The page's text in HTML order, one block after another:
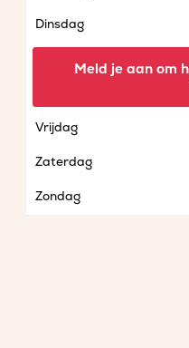
Dinsdag
Vrijdag
Zaterdag
Zondag
Meld je aan om